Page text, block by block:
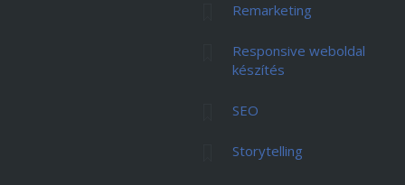
Remarketing
Responsive weboldal
készítés
SEO
Storytelling